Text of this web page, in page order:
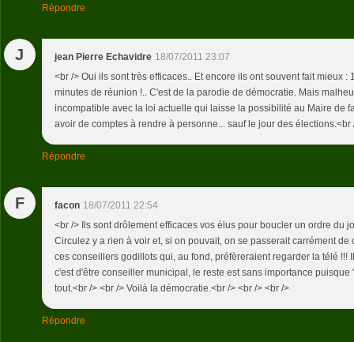
Répondre
J jean Pierre Echavidre 18/07/2011 23:07
<br /> Oui ils sont très efficaces.. Et encore ils ont souvent fait mieux :
minutes de réunion !.. C'est de la parodie de démocratie. Mais
incompatible avec la loi actuelle qui laisse la possibilité au Maire de
avoir de comptes à rendre à personne... sauf le jour des élections.<br
Répondre
F facon 18/07/2011 22:54
<br /> Ils sont drôlement efficaces vos élus pour boucler un ordre du
Circulez y a rien à voir et, si on pouvait, on se passerait carrément
ces conseillers godillots qui, au fond, préfèreraient regarder la télé !!!
c'est d'être conseiller municipal, le reste est sans importance
tout.<br /> <br /> Voilà la démocratie.<br /> <br /> <br />
Répondre